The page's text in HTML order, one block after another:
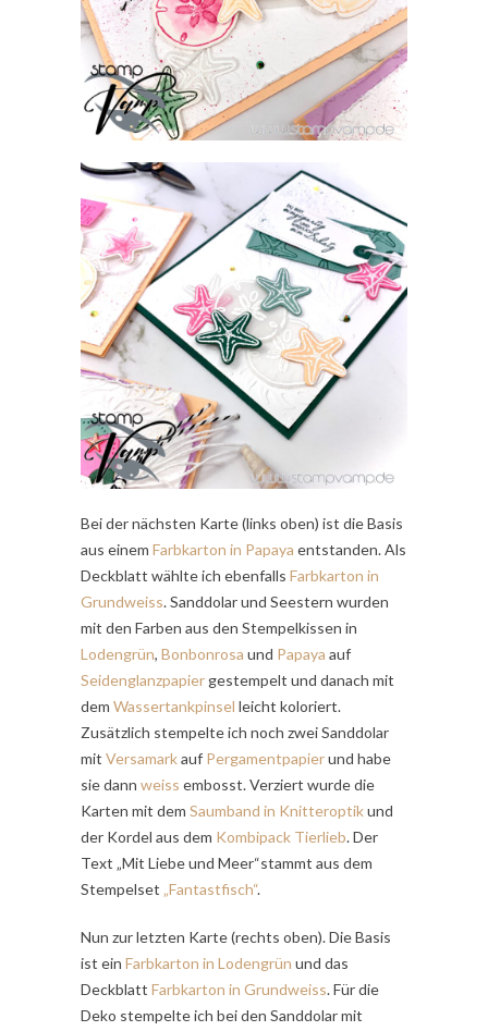
Bei der nächsten Karte (links oben) ist die Basis
aus einem Farbkarton in Papaya entstanden. Als
Deckblatt wählte ich ebenfalls Farbkarton in
Grundweiss. Sanddolar und Seestern wurden
mit den Farben aus den Stempelkissen in
Lodengrün, Bonbonrosa und Papaya auf
Seidenglanzpapier gestempelt und danach mit
dem Wassertankpinsel leicht koloriert.
Zusätzlich stempelte ich noch zwei Sanddolar
mit Versamarkauf Pergamentpapierund habe
sie dann weiss embosst. Verziert wurde die
Karten mit dem Saumband in Knitteroptikund
der Kordel aus dem Kombipack Tierlieb. Der
Text „Mit Liebe und Meer“stammt aus dem
Stempelset „Fantastfisch“.
Nun zur letzten Karte (rechts oben). Die Basis
ist ein Farbkarton in Lodengrün und das
Deckblatt Farbkarton in Grundweiss. Für die
Deko stempelte ich bei den Sanddolar mit